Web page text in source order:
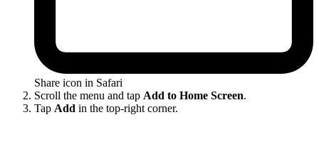
Share icon in Safari
Scroll the menu and tap Add to Home Screen.
Tap Add in the top-right corner.